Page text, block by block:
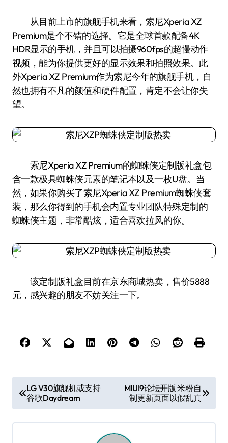
从目前上市的旗舰手机来看，索尼Xperia XZ
Premium是个不错的选择。它是全球首款配备4K
HDR显示的手机，并且可以拍摄960fps的超慢动作
视频，能为你提供更好的显示效果和拍照效果。此
外Xperia XZ Premium作为索尼今年的旗舰手机，自
然也拥有不凡的颜值和硬件配置，肯定不会让你失
望。
索尼Xperia XZ Premium的蜘蛛侠定制版礼盒包
含一款极具蜘蛛侠元素的笔记本以及一枚U盘。当
然，如果你购买了索尼Xperia XZ Premium蜘蛛侠套
装，那么你得到的手机会内置专业团队特殊定制的
蜘蛛侠主题，非常酷炫，适合喜欢拉风的你。
该定制版礼盒目前在京东商城热卖，售价5888
元，感兴趣的朋友不妨关注一下。
章
导
LG V30旗舰机或支持
谷歌Daydream
MIUI9论坛开版 米粉自
制更新页面以假乱真